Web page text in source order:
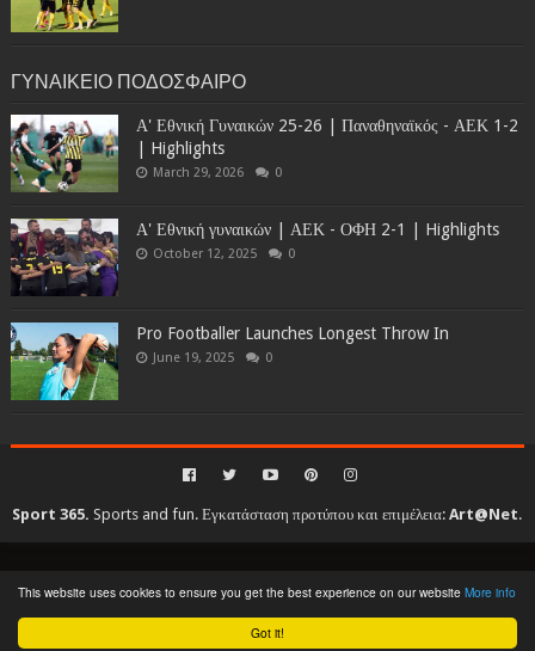
Got it!
This website uses cookies to ensure you get the best experience on our website More info
ΓΥΝΑΙΚΕΙΟ ΠΟΔΟΣΦΑΙΡΟ
Α' Εθνική Γυναικών 25-26 | Παναθηναϊκός - ΑΕΚ 1-2
| Highlights
March 29, 2026 0
Α' Εθνική γυναικών | ΑΕΚ - ΟΦΗ 2-1 | Highlights
October 12, 2025 0
Pro Footballer Launches Longest Throw In
June 19, 2025 0
Sport 365. Sports and fun. Εγκατάσταση προτύπου και επιμέλεια:Art@Net.